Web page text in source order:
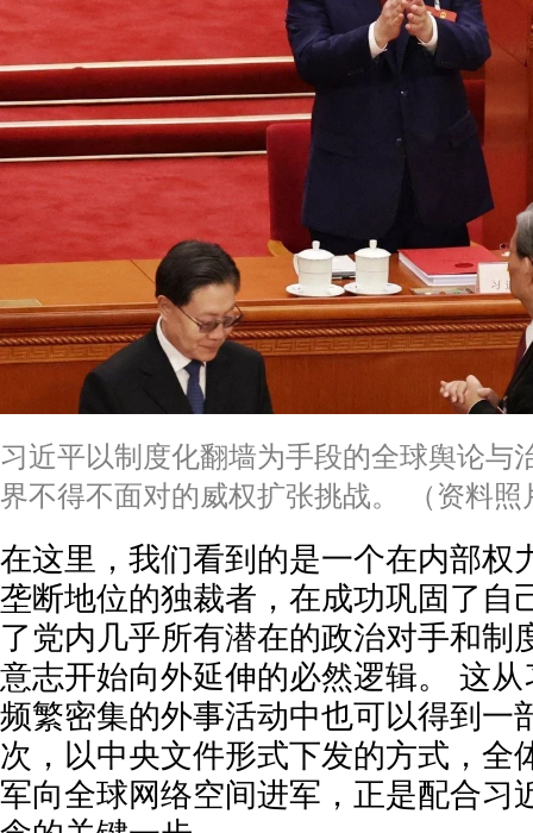
习近平以制度化翻墙为手段的全球舆论与
界不得不面对的威权扩张挑战。 （资料照
在这里，我们看到的是一个在内部权
垄断地位的独裁者，在成功巩固了自
了党内几乎所有潜在的政治对手和制
意志开始向外延伸的必然逻辑。 这
频繁密集的外事活动中也可以得到一
次，以中央文件形式下发的方式，全
军向全球网络空间进军，正是配合习